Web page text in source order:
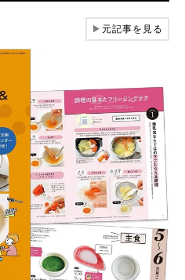
▶元記事を見る